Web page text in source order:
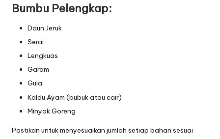
Bumbu Pelengkap:
Daun Jeruk
Serai
Lengkuas
Garam
Gula
Kaldu Ayam (bubuk atau cair)
Minyak Goreng
Pastikan untuk menyesuaikan jumlah setiap bahan sesuai